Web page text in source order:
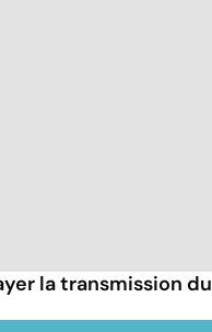
la transmission du